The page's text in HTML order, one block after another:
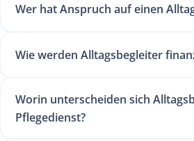
Wer hat Anspruch auf einen
Wie werden Alltagsbegleiter
Worin unterscheiden sich
Pflegedienst?